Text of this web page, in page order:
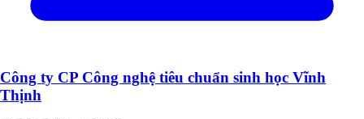
Công ty CP Công nghệ tiêu chuẩn sinh học Vĩnh
Thịnh